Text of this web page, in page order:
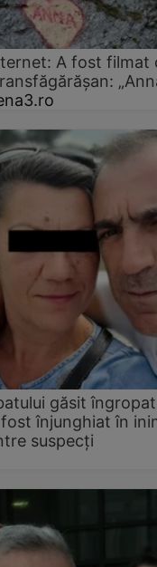
A fost filmat
găsit
înjunghiat în
suspecți